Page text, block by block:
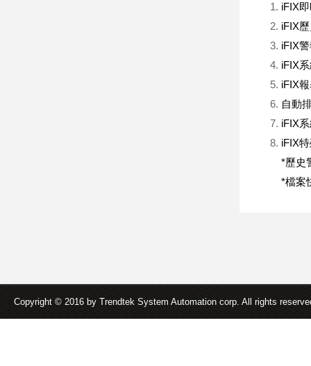
iFIX
iFIX
iFIX
iFIX
iFIX
自動
iFIX
iFIX
*歷史
*檔案
Copyright © 2016 by Trendtek System Automation corp. All rights